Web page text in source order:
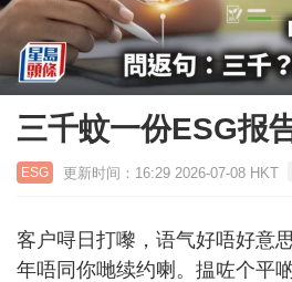
三千蚊一份ESG报
ESG 更新时间：16:29 2026-07-08 HKT
客户㖊日打嚟，语气好唔好意
年唔同你哋续约喇。揾咗个平